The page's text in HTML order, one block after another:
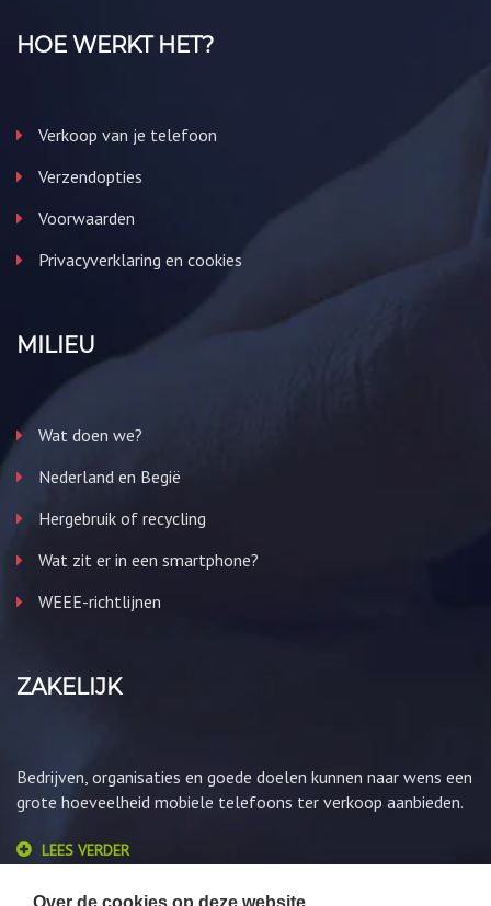
HOE WERKT HET?
Verkoop van je telefoon
Verzendopties
Voorwaarden
Privacyverklaring en cookies
MILIEU
Wat doen we?
Nederland en Begië
Hergebruik of recycling
Wat zit er in een smartphone?
WEEE-richtlijnen
ZAKELIJK
Bedrijven, organisaties en goede doelen kunnen naar wens een
grote hoeveelheid mobiele telefoons ter verkoop aanbieden.
LEES VERDER
Over de cookies op deze website